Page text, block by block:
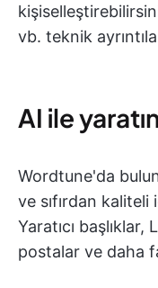
vb. teknik
AI ile yaratın
Wordtune'da
ve sıfırdan
Yaratıcı
postalar ve daha